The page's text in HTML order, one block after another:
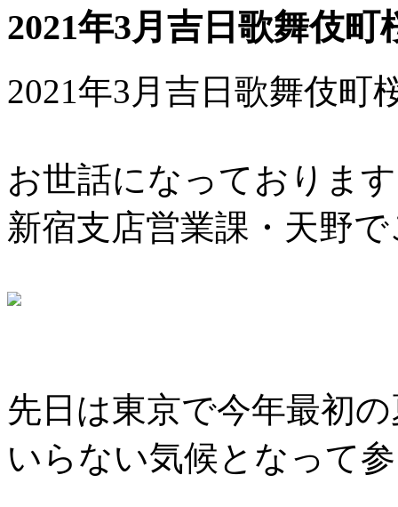
2021年3月吉日歌舞伎町
2021年3月吉日歌舞伎町
お世話になっておりま
新宿支店営業課・天野
先日は東京で今年最初
いらない気候となって